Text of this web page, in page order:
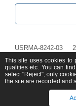
USRMA-8242-03
This site uses cookies to
qualities etc. You can
select "Reject", only
the site are recorded and